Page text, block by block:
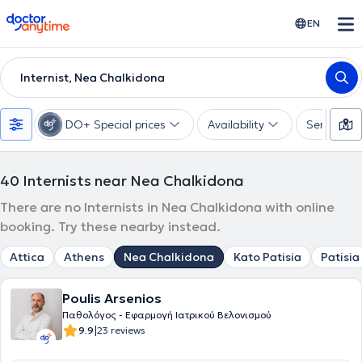
doctoranytime EN
Internist, Nea Chalkidona
DO+ Special prices Availability Services
40 Internists near Nea Chalkidona
There are no Internists in Nea Chalkidona with online
booking. Try these nearby instead.
Attica Athens Nea Chalkidona Kato Patisia Patisia
Poulis Arsenios
Παθολόγος - Εφαρμογή Ιατρικού Βελονισμού
9.9|23 reviews